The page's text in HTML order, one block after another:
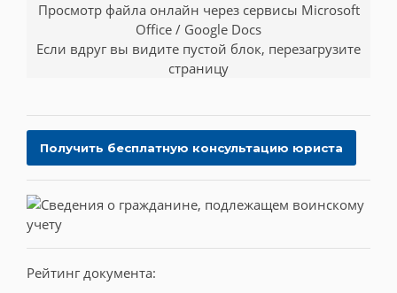
Просмотр файла онлайн через сервисы Microsoft
Office / Google Docs
Если вдруг вы видите пустой блок, перезагрузите
страницу
Рейтинг документа: